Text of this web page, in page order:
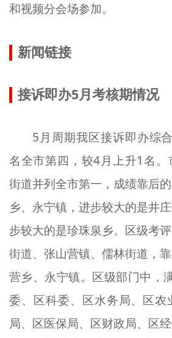
和视频分会场参加。
新闻链接
接诉即办5月考核期情况
5月周期我区接诉即办综
名全市第四，较4月上升1名
街道并列全市第一，成绩靠后
乡、永宁镇，进步较大的是井
步较大的是珍珠泉乡。区级考
街道、张山营镇、儒林街道，
营乡、永宁镇。区级部门中，
委、区科委、区水务局、区农
局、区医保局、区财政局、区